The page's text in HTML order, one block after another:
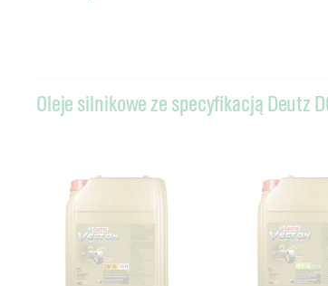
Oleje silnikowe ze specyfikacją Deutz